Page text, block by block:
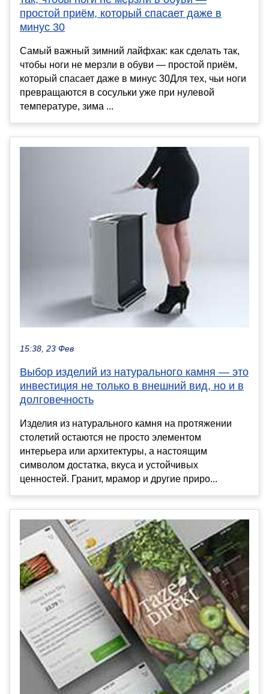
простой приём, который спасает даже в
минус 30
Самый важный зимний лайфхак: как сделать так,
чтобы ноги не мерзли в обуви — простой приём,
который спасает даже в минус 30Для тех, чьи ноги
превращаются в сосульки уже при нулевой
температуре, зима ...
15:38, 23 Фев
Выбор изделий из натурального камня — это
инвестиция не только в внешний вид, но и в
долговечность
Изделия из натурального камня на протяжении
столетий остаются не просто элементом
интерьера или архитектуры, а настоящим
символом достатка, вкуса и устойчивых
ценностей. Гранит, мрамор и другие приро...